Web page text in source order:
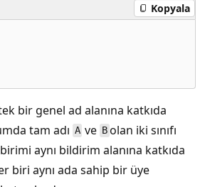
Kopyala
bir genel ad alanına katkıda
tam adı A ve Bolan iki sınıfı
aynı bildirim alanına katkıda
biri aynı ada sahip bir üye